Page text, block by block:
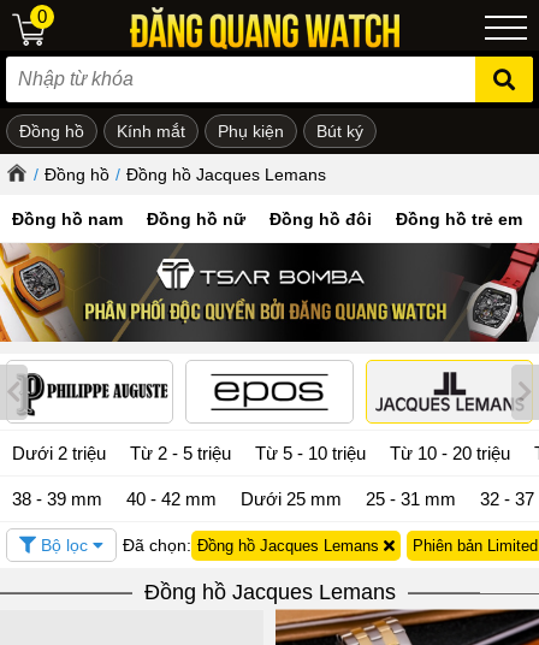
em
0
Đồng hồ Kính mắt Phụ kiện Bút ký
/ Đồng hồ / Đồng hồ Jacques Lemans
Đồng hồ nam Đồng hồ nữ Đồng hồ đôi Đồng hồ trẻ em
Dưới 2 triệu Từ 2 - 5 triệu Từ 5 - 10 triệu Từ 10 - 20 triệu
38 - 39 mm 40 - 42 mm Dưới 25 mm 25 - 31 mm 32 -
Bộ lọc Đã chọn: Đồng hồ Jacques Lemans Phiên bản
Đồng hồ Jacques Lemans